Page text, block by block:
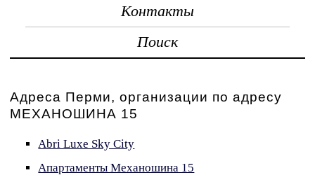
Контакты
Поиск
Адреса Перми, организации по адресу
МЕХАНОШИНА 15
Abri Luxe Sky City
Апартаменты Механошина 15